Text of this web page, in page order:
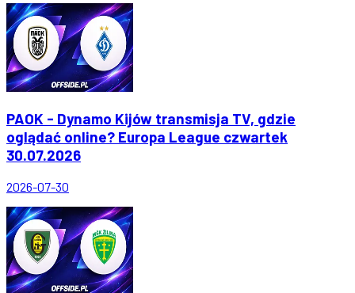
PAOK - Dynamo Kijów transmisja TV, gdzie
oglądać online? Europa League czwartek
30.07.2026
2026-07-30